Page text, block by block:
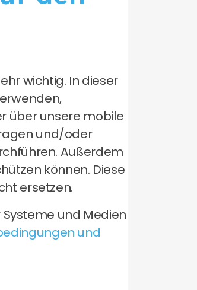
wichtig. In dieser
über unsere mobile
und/oder
Außerdem
können. Diese
ersetzen.
und Medien
und